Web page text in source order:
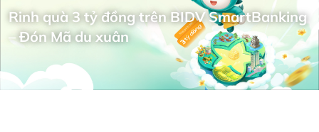
Rinh quà 3 tỷ đồng trên BIDV SmartBanking
– Đón Mã du xuân